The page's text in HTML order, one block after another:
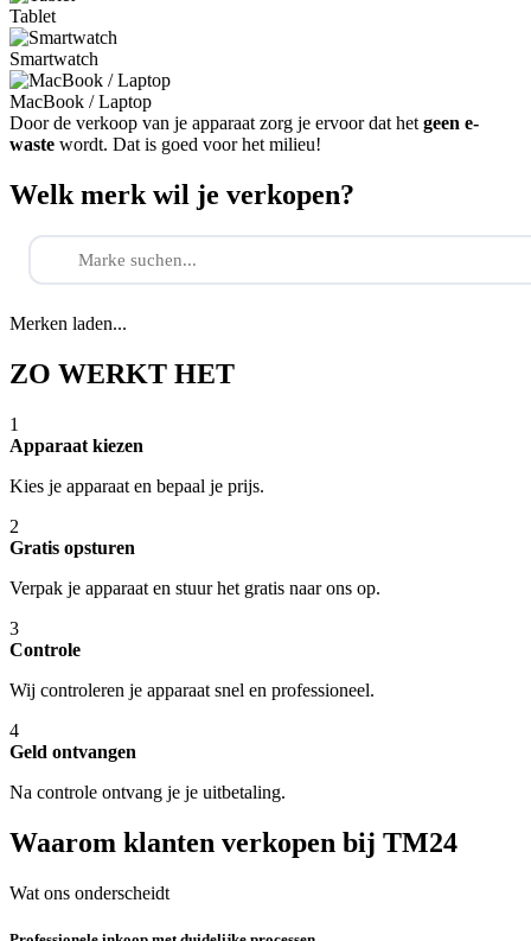
Tablet
Smartwatch
MacBook / Laptop
Door de verkoop van je apparaat zorg je ervoor dat het geen e-
waste wordt. Dat is goed voor het milieu!
Welk merk wil je verkopen?
Merken laden...
ZO WERKT HET
1
Apparaat kiezen
Kies je apparaat en bepaal je prijs.
2
Gratis opsturen
Verpak je apparaat en stuur het gratis naar ons op.
3
Controle
Wij controleren je apparaat snel en professioneel.
4
Geld ontvangen
Na controle ontvang je je uitbetaling.
Waarom klanten verkopen bij TM24
Wat ons onderscheidt